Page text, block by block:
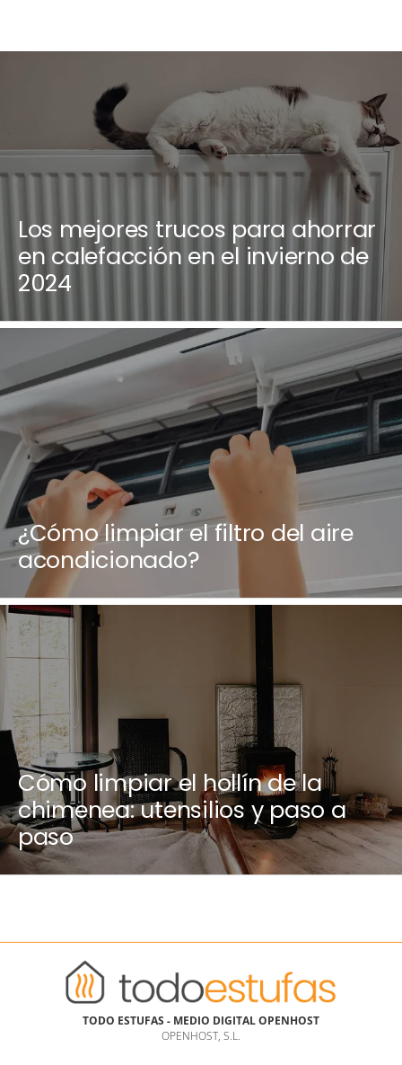
Los mejores trucos para ahorrar
en calefacción en el invierno de
2024
¿Cómo limpiar el filtro del aire
acondicionado?
Cómo limpiar el hollín de la
chimenea: utensilios y paso a
paso
TODO ESTUFAS - MEDIO DIGITAL OPENHOST
OPENHOST, S.L.